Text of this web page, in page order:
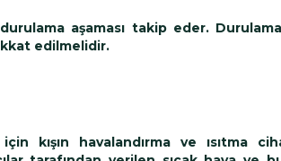
aşaması takip eder.
edilmelidir.
kışın havalandırma ve ısıtma